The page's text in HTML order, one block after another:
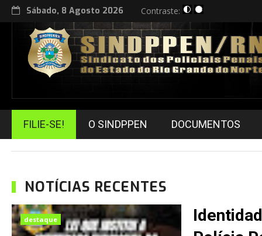
Sábado, 8 Agosto 2026 Contraste:
FILIE-SE! O SINDPPEN DOCUMENTOS
NOTÍCIAS RECENTES
destaque